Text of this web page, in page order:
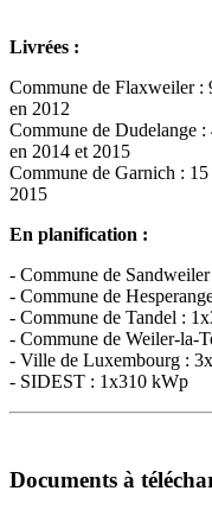
Livrées :
Commune de Flaxweiler :
en 2012
Commune de Dudelange
en 2014 et 2015
Commune de Garnich :
2015
En planification :
- Commune de
- Commune de
- Commune de Tandel :
- Commune de Weiler-la-
- Ville de Luxembourg :
- SIDEST : 1x310 kWp
Documents à